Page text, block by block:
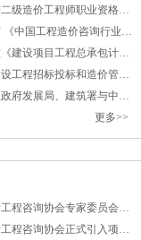
财政部下达水
等…
发展改革委核
发展改革委举
坚定不移推进
国家发展改革
级造价工程师职业资格…
《中国工程造价咨询行业…
《建设项目工程总承包计…
工程招标投标和造价管…
府发展局、建筑署与中…
更多>>
程咨询协会专家委员会…
程咨询协会正式引入项…